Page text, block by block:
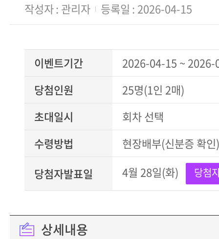
작성자 관리자 등록일 2026-04-15
이벤트기간
2026-04-15 ~ 2026-
당첨인원
25명(1인 2매)
초대일시
회차 선택
수령방법
현장배부(신분증 확인)
당첨자발표일
4월 28일(화) 당첨
상세내용